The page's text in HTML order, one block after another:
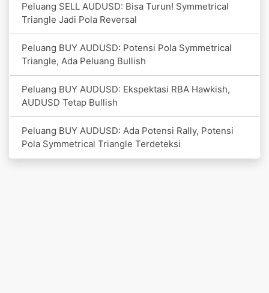
Peluang SELL AUDUSD: Bisa Turun! Symmetrical
Triangle Jadi Pola Reversal
Peluang BUY AUDUSD: Potensi Pola Symmetrical
Triangle, Ada Peluang Bullish
Peluang BUY AUDUSD: Ekspektasi RBA Hawkish,
AUDUSD Tetap Bullish
Peluang BUY AUDUSD: Ada Potensi Rally, Potensi
Pola Symmetrical Triangle Terdeteksi